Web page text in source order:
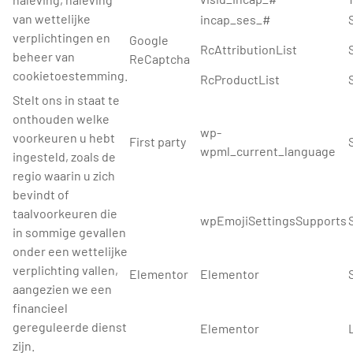
van wettelijke
verplichtingen en
beheer van
cookietoestemming.
incap_ses_#
Google
ReCaptcha
RcAttributionList
RcProductList
Stelt ons in staat te
onthouden welke
voorkeuren u hebt
ingesteld, zoals de
regio waarin u zich
bevindt of
taalvoorkeuren die
in sommige gevallen
onder een wettelijke
verplichting vallen,
aangezien we een
financieel
gereguleerde dienst
zijn.
First party
wp-
wpml_current_language
wpEmojiSettingsSupports
Elementor Elementor
Elementor